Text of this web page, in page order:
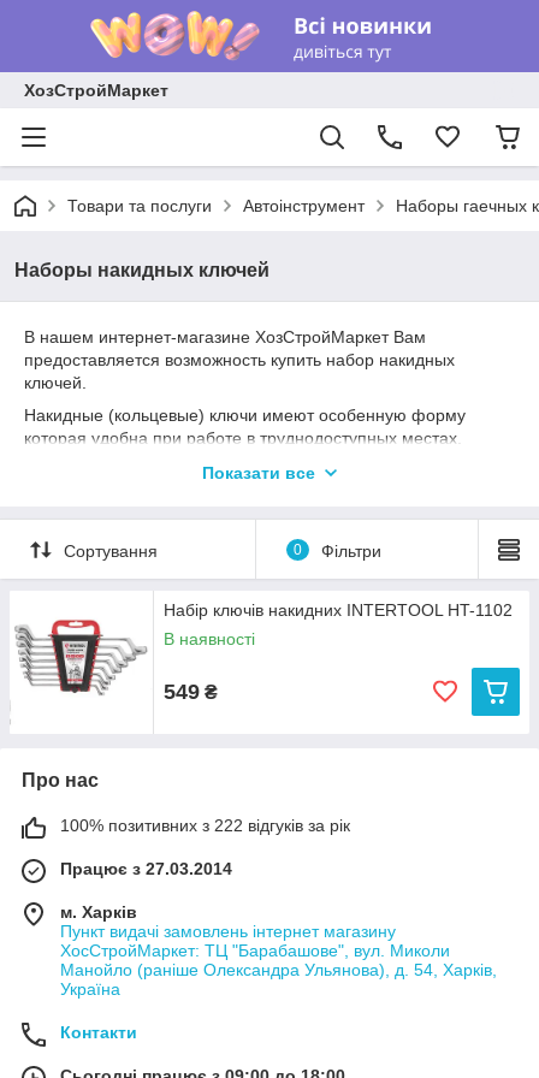
ХозСтройМаркет
Товари та послуги Автоінструмент Наборы гаечных
Наборы накидных ключей
В нашем интернет-магазине ХозСтройМаркет Вам
предоставляется возможность купить набор накидных
ключей.
Накидные (кольцевые) ключи имеют особенную форму
которая удобна при работе в труднодоступных местах.
На каждой единице ключа используется два рабочих
представлены необходимые для работы размеры.
Представленные наборы накидных ключей отличаются:
Количеством единиц инструмента.
Материалом изготовления (ключи из хром
ванадиевой стали и т.п.).
Спосіб розміщення (у пластиковому тримачі, або у
зручному матер'яному чохлі).
шарнірних ключів
Показати все
Сортування 0 Фільтри
Набір ключів накидних INTERTOOL HT-1102
В наявності
549 ₴
Про нас
100% позитивних з 222 відгуків за рік
Працює з 27.03.2014
м. Харків
Пункт видачі замовлень інтернет магазину
ХосСтройМаркет: ТЦ "Барабашове", вул. Миколи
Манойло (раніше Олександра Ульянова), д. 54, Харків,
Україна
Контакти